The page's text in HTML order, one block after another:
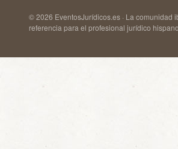
© 2026 EventosJurídicos.es · La comunidad
referencia para el profesional jurídico